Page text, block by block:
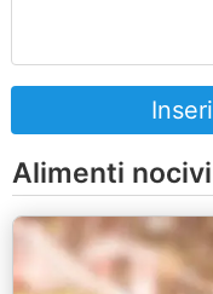
Alimenti